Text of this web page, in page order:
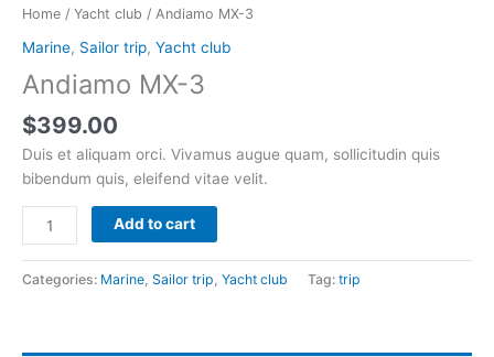
Home / Yacht club / Andiamo MX-3
Marine, Sailor trip, Yacht club
Andiamo MX-3
$399.00
Duis et aliquam orci. Vivamus augue quam, sollicitudin quis
bibendum quis, eleifend vitae velit.
Andiamo
MX-
3
quantity
Add to cart
Categories: Marine Sailor trip Yacht club Tag: trip